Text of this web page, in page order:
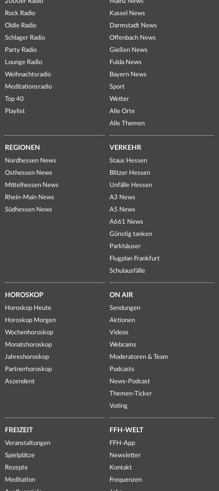
Rock Radio
Oldie Radio
Schlager Radio
Party Radio
Lounge Radio
Weihnachtsradio
Meditationsradio
Top 40
Playlist
Kassel News
Darmstadt News
Offenbach News
Gießen News
Fulda News
Bayern News
Sport
Wetter
Alle Orte
Alle Themen
REGIONEN
Nordhessen News
Osthessen News
Mittelhessen News
Rhein-Main News
Südhessen News
VERKEHR
Staus Hessen
Blitzer Hessen
Unfälle Hessen
A3 News
A5 News
A661 News
Günstig tanken
Parkhäuser
Flugplan Frankfurt
Schulausfälle
HOROSKOP
Horoskop Heute
Horoskop Morgen
Wochenhoroskop
Monatshoroskop
Jahreshoroskop
Partnerhoroskop
Aszendent
ON AIR
Sendungen
Aktionen
Videos
Webcams
Moderatoren & Team
Podcasts
News-Podcast
Themen-Ticker
Voting
FREIZEIT
Veranstaltungen
Spielplätze
Rezepte
Meditation
FFH-WELT
FFH-App
Newsletter
Kontakt
Frequenzen